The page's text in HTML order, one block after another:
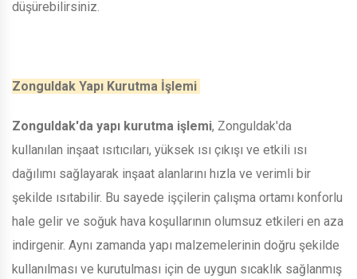
düşürebilirsiniz.
Zonguldak Yapı Kurutma İşlemi
Zonguldak'da yapı kurutma işlemi, Zonguldak'da
kullanılan inşaat ısıtıcıları, yüksek ısı çıkışı ve etkili ısı
dağılımı sağlayarak inşaat alanlarını hızla ve verimli bir
şekilde ısıtabilir. Bu sayede işçilerin çalışma ortamı konforlu
hale gelir ve soğuk hava koşullarının olumsuz etkileri en aza
indirgenir. Aynı zamanda yapı malzemelerinin doğru şekilde
kullanılması ve kurutulması için de uygun sıcaklık sağlanmış